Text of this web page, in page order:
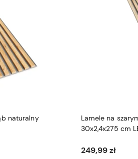
naturalny
Lamele na
30x2,4x275 cm
249,99 zł